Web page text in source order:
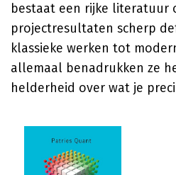
bestaat een rijke literatuur
projectresultaten scherp
klassieke werken tot
allemaal benadrukken ze
helderheid over wat je